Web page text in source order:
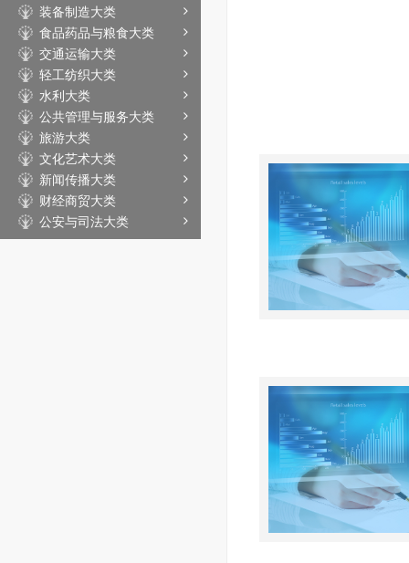
装备制造大类
食品药品与粮食大类
交通运输大类
轻工纺织大类
水利大类
公共管理与服务大类
旅游大类
文化艺术大类
新闻传播大类
财经商贸大类
公安与司法大类